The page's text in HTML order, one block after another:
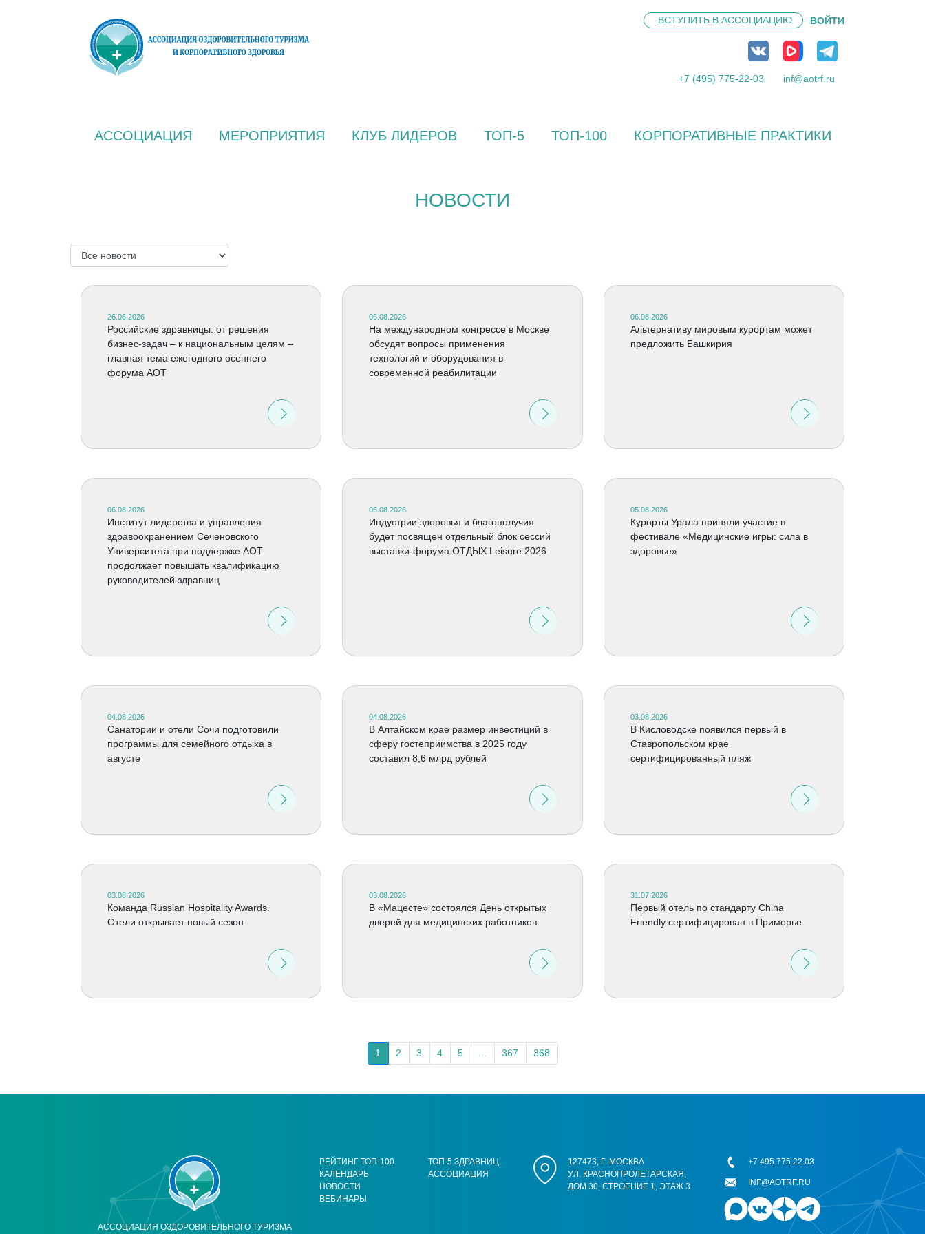
ВСТУПИТЬ В АССОЦИАЦИЮ ВОЙТИ
+7 (495) 775-22-03 inf@aotrf.ru
АССОЦИАЦИЯ МЕРОПРИЯТИЯ КЛУБ ЛИДЕРОВ ТОП-5 ТОП-100 КОРПОРАТИВНЫЕ ПРАКТИКИ
НОВОСТИ
26.06.2026
Российские здравницы: от решения
бизнес-задач – к национальным целям –
главная тема ежегодного осеннего
форума АОТ
06.08.2026
На международном конгрессе в Москве
обсудят вопросы применения
технологий и оборудования в
современной реабилитации
06.08.2026
Альтернативу мировым курортам может
предложить Башкирия
06.08.2026
Институт лидерства и управления
здравоохранением Сеченовского
Университета при поддержке АОТ
продолжает повышать квалификацию
руководителей здравниц
05.08.2026
Индустрии здоровья и благополучия
будет посвящен отдельный блок сессий
выставки-форума ОТДЫХ Leisure 2026
05.08.2026
Курорты Урала приняли участие в
фестивале «Медицинские игры: сила в
здоровье»
04.08.2026
Санатории и отели Сочи подготовили
программы для семейного отдыха в
августе
04.08.2026
В Алтайском крае размер инвестиций в
сферу гостеприимства в 2025 году
составил 8,6 млрд рублей
03.08.2026
В Кисловодске появился первый в
Ставропольском крае
сертифицированный пляж
03.08.2026
Команда Russian Hospitality Awards.
Отели открывает новый сезон
03.08.2026
В «Мацесте» состоялся День открытых
дверей для медицинских работников
31.07.2026
Первый отель по стандарту China
Friendly сертифицирован в Приморье
1 2 3 4 5 367 368
АССОЦИАЦИЯ ОЗДОРОВИТЕЛЬНОГО ТУРИЗМА
РЕЙТИНГ ТОП-100
КАЛЕНДАРЬ
НОВОСТИ
ВЕБИНАРЫ
ТОП-5 ЗДРАВНИЦ
АССОЦИАЦИЯ
127473, Г. МОСКВА
УЛ. КРАСНОПРОЛЕТАРСКАЯ,
ДОМ 30, СТРОЕНИЕ 1, ЭТАЖ 3
+7 495 775 22 03
INF@AOTRF.RU